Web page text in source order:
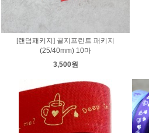
[랜덤패키지] 골지프린트 패키지
(25/40mm) 10마
3,500원